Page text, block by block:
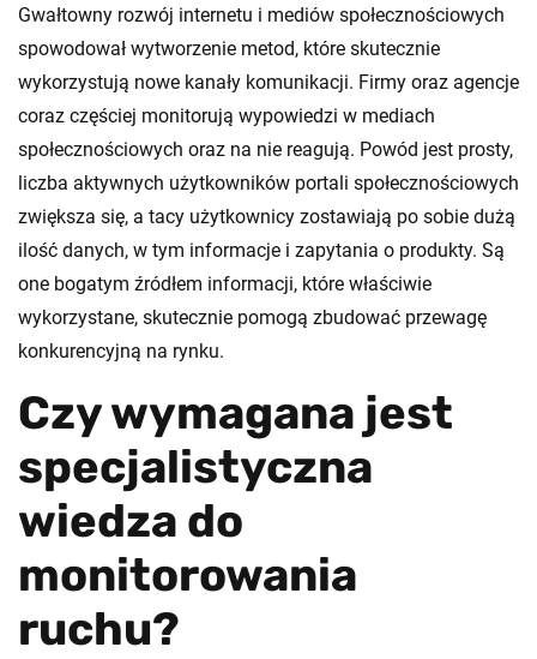
Gwałtowny rozwój internetu i mediów społecznościowych
spowodował wytworzenie metod, które skutecznie
wykorzystują nowe kanały komunikacji. Firmy oraz agencje
coraz częściej monitorują wypowiedzi w mediach
społecznościowych oraz na nie reagują. Powód jest prosty,
liczba aktywnych użytkowników portali społecznościowych
zwiększa się, a tacy użytkownicy zostawiają po sobie dużą
ilość danych, w tym informacje i zapytania o produkty. Są
one bogatym źródłem informacji, które właściwie
wykorzystane, skutecznie pomogą zbudować przewagę
konkurencyjną na rynku.
Czy wymagana jest
specjalistyczna
wiedza do
monitorowania
ruchu?